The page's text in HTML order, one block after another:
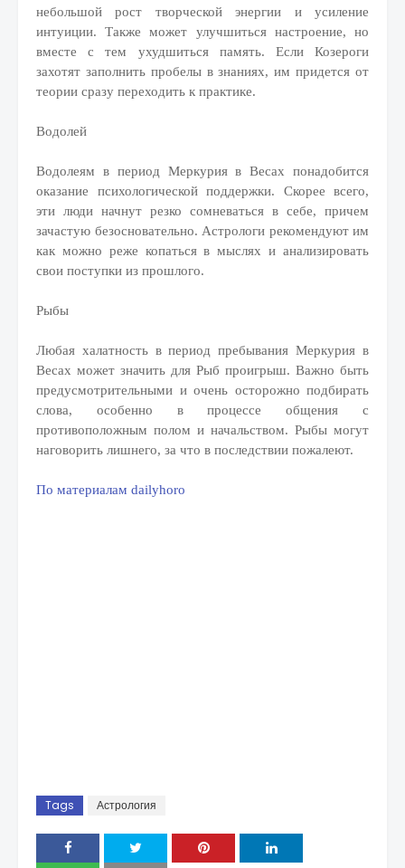
небольшой рост творческой энергии и усиление
интуиции. Также может улучшиться настроение, но
вместе с тем ухудшиться память. Если Козероги
захотят заполнить пробелы в знаниях, им придется от
теории сразу переходить к практике.
Водолей
Водолеям в период Меркурия в Весах понадобится
оказание психологической поддержки. Скорее всего,
эти люди начнут резко сомневаться в себе, причем
зачастую безосновательно. Астрологи рекомендуют им
как можно реже копаться в мыслях и анализировать
свои поступки из прошлого.
Рыбы
Любая халатность в период пребывания Меркурия в
Весах может значить для Рыб проигрыш. Важно быть
предусмотрительными и очень осторожно подбирать
слова, особенно в процессе общения с
противоположным полом и начальством. Рыбы могут
наговорить лишнего, за что в последствии пожалеют.
По материалам dailyhoro
Tags Астрология